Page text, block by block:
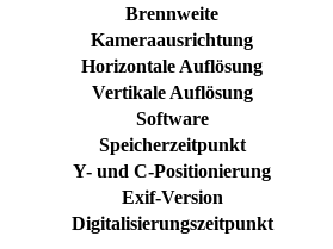
Brennweite
Kameraausrichtung
Horizontale Auflösung
Vertikale Auflösung
Software
Speicherzeitpunkt
Y- und C-Positionierung
Exif-Version
Digitalisierungszeitpunkt